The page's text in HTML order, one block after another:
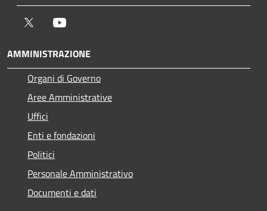
Twitter
AMMINISTRAZIONE
Organi di Governo
Aree Amministrative
Uffici
Enti e fondazioni
Politici
Personale Amministrativo
Documenti e dati